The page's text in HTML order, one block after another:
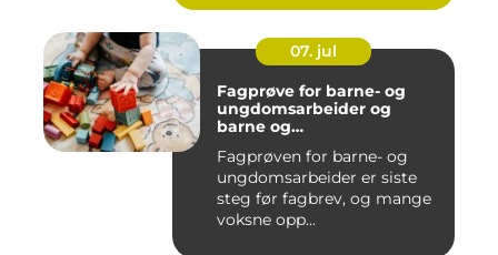
07. jul
Fagprøve for barne- og
ungdomsarbeider og
barne og
og VG2
Fagprøven for barne- og
ungdomsarbeider er siste
steg før fagbrev, og mange
voksne opp...